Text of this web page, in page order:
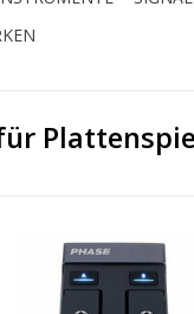
-bestehend aus 1 Phase
Empfangsstation und 2